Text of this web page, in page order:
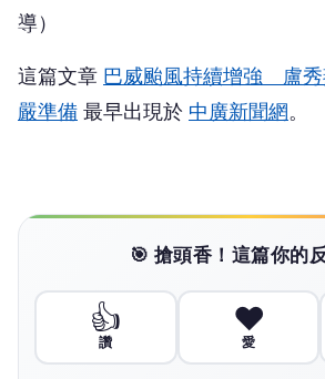
導）
這篇文章 巴威颱風持續增強 盧秀
嚴準備 最早出現於 中廣新聞網。
🎯 搶頭香！這篇你的
👍
讚
❤️
愛